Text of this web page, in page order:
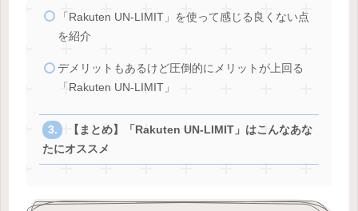
「Rakuten UN-LIMIT」を使って感じる良くない点
を紹介
デメリットもあるけど圧倒的にメリットが上回る
「Rakuten UN-LIMIT」
【まとめ】「Rakuten UN-LIMIT」はこんなあな
たにオススメ